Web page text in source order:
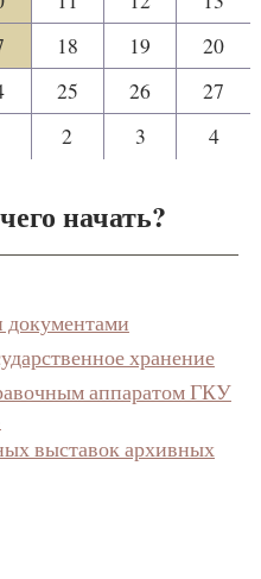
18 19
20
25 26
27
2 3 4
начать?
документами
хранение
аппаратом ГКУ
выставок архивных